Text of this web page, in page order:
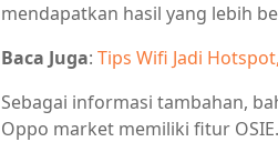
mendapatkan hasil yang lebih
Baca Juga: Tips Wifi Jadi
Sebagai informasi tambahan,
Oppo market memiliki fitur